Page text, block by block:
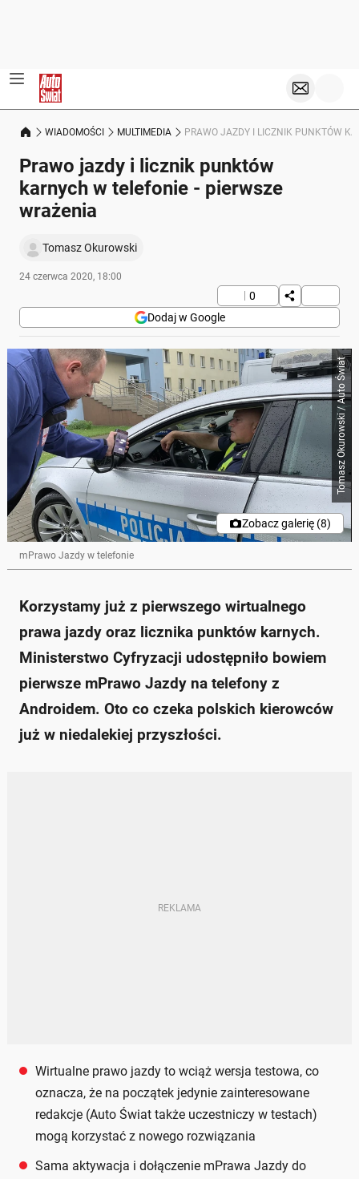
WIADOMOŚCI MULTIMEDIA PRAWO JAZDY I LICZNIK PUNKTÓW
Prawo jazdy i licznik punktów
karnych w telefonie - pierwsze
wrażenia
Tomasz Okurowski
24 czerwca 2020, 18:00
0
Dodaj w Google
Tomasz Okurowski / Auto Świat
Zobacz galerię (8)
mPrawo Jazdy w telefonie
Korzystamy już z pierwszego wirtualnego
prawa jazdy oraz licznika punktów karnych.
Ministerstwo Cyfryzacji udostępniło bowiem
pierwsze mPrawo Jazdy na telefony z
Androidem. Oto co czeka polskich kierowców
już w niedalekiej przyszłości.
Wirtualne prawo jazdy to wciąż wersja testowa, co
oznacza, że na początek jedynie zainteresowane
redakcje (Auto Świat także uczestniczy w testach)
mogą korzystać z nowego rozwiązania
Sama aktywacja i dołączenie mPrawa Jazdy do